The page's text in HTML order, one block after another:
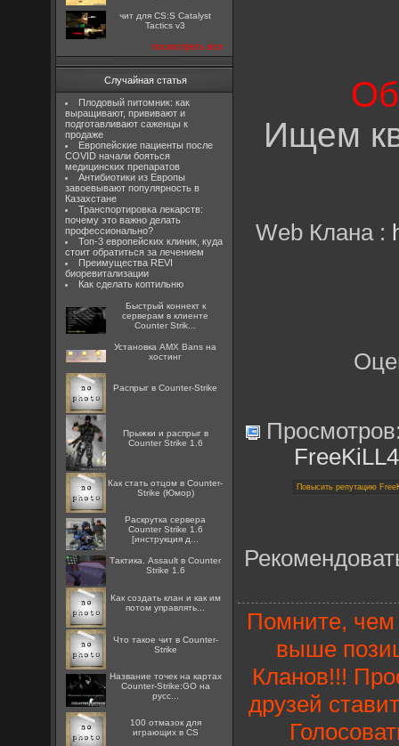
чит для CS:S Catalyst
Tactics v3
посмотреть все
Случайная статья
Плодовый питомник: как
выращивают, прививают и
подготавливают саженцы к
продаже
Европейские пациенты после
COVID начали бояться
медицинских препаратов
Антибиотики из Европы
завоевывают популярность в
Казахстане
Транспортировка лекарств:
почему это важно делать
профессионально?
Топ-3 европейских клиник, куда
стоит обратиться за лечением
Преимущества REVI
биоревитализации
Как сделать коптильню
Быстрый коннект к
серверам в клиенте
Counter Strik...
Установка AMX Bans на
хостинг
Распрыг в Counter-Strike
Прыжки и распрыг в
Counter Strike 1.6
Как стать отцом в Counter-
Strike (Юмор)
Раскрутка сервера
Counter Strike 1.6
[инструкция д...
Тактика. Assault в Counter
Strike 1.6
Как создать клан и как им
потом управлять...
Что такое чит в Counter-
Strike
Название точек на картах
Counter-Strike:GO на
русс...
100 отмазок для
играющих в CS
Ищем
Web Клана :
Помните,
выше
Кланов!!!
друзей